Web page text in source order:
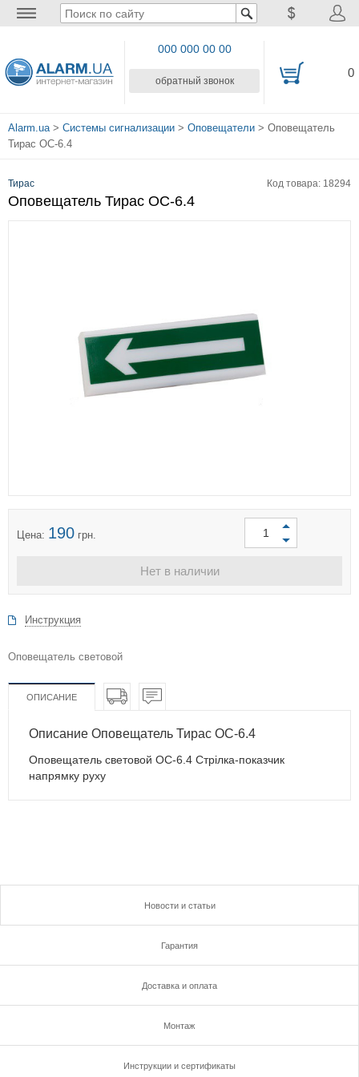
000 000 00 00
обратный звонок
0
Alarm.ua> Системы сигнализации > Оповещатели > Оповещатель
Тирас ОС-6.4
Тирас Код товара: 18294
Оповещатель Тирас ОС-6.4
Цена: 190 грн.
Нет в наличии
Инструкция
Оповещатель световой
ОПИСАНИЕ
Описание Оповещатель Тирас ОС-6.4
Оповещатель световой ОС-6.4 Cтрілка-показчик
напрямку руху
Новости и статьи
Гарантия
Доставка и оплата
Монтаж
Инструкции и сертификаты